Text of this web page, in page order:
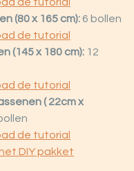
de tutorial
(80 x 165 cm): 6 bollen
de tutorial
(145 x 180 cm): 12
de tutorial
( 22cm x
de tutorial
DIY pakket